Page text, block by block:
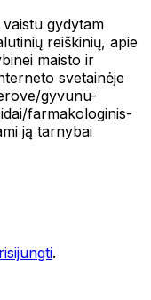
gydytam
reiškinių, apie
maisto ir
svetainėje
gyvunu-
farmakologinis-
ją tarnybai
.